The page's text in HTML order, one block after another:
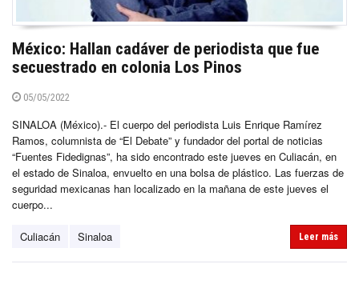
México: Hallan cadáver de periodista que fue
secuestrado en colonia Los Pinos
05/05/2022
SINALOA (México).- El cuerpo del periodista Luis Enrique Ramírez
Ramos, columnista de “El Debate” y fundador del portal de noticias
“Fuentes Fidedignas”, ha sido encontrado este jueves en Culiacán, en
el estado de Sinaloa, envuelto en una bolsa de plástico. Las fuerzas de
seguridad mexicanas han localizado en la mañana de este jueves el
cuerpo...
Culiacán Sinaloa Leer más